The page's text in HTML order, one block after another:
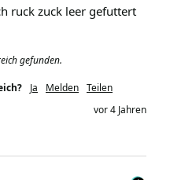
ruck zuck leer gefuttert
gefunden.
Ja Melden Teilen
vor 4 Jahren